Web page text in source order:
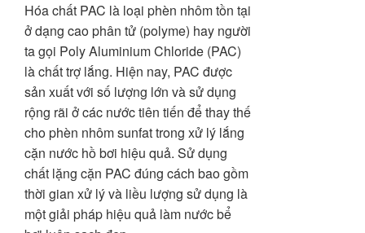
Hóa chất PAC là loại phèn nhôm tồn tại
ở dạng cao phân tử (polyme) hay người
ta gọi Poly Aluminium Chloride (PAC)
là chất trợ lắng. Hiện nay, PAC được
sản xuất với số lượng lớn và sử dụng
rộng rãi ở các nước tiên tiến để thay thế
cho phèn nhôm sunfat trong xử lý lắng
cặn nước hồ bơi hiệu quả. Sử dụng
chất lặng cặn PAC đúng cách bao gồm
thời gian xử lý và liều lượng sử dụng là
một giải pháp hiệu quả làm nước bể